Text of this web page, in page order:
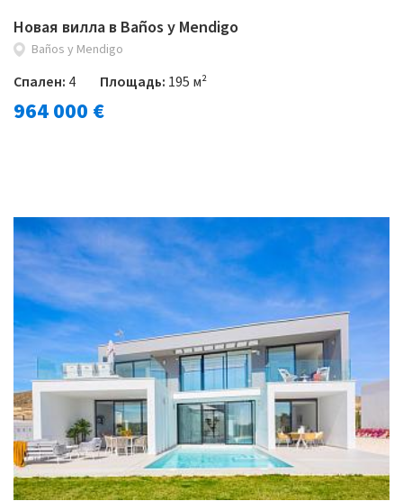
Новая вилла в Baños y Mendigo
Baños y Mendigo
Спален: 4 Площадь: 195 м²
964 000 €